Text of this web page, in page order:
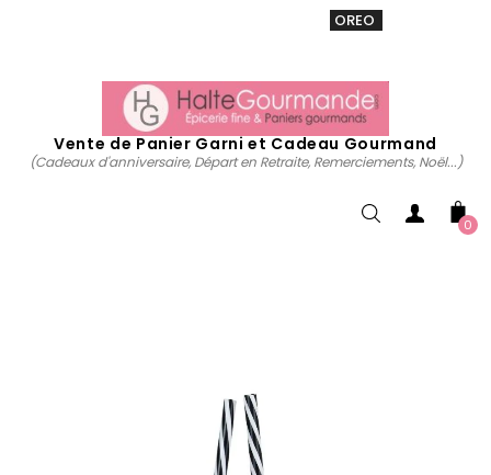
OREO
Vente de Panier Garni et Cadeau Gourmand
(Cadeaux d'anniversaire, Départ en Retraite, Remerciements, Noël...)
0